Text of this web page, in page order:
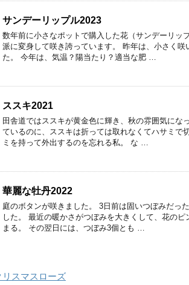
サンデーリップル2023
数年前に小さなポットで購入した花（サンデーリッ
派に変身して咲き誇っています。 昨年は、小さく
た。 今年は、気温？陽当たり？適当な肥 …
ススキ2021
田舎道ではススキが黄金色に輝き、秋の雰囲気にな
ているのに、ススキは折っては取れなくてハサミで
ミを持って外出するのを忘れる私。 な …
華麗な牡丹2022
庭のボタンが咲きました。 3日前は固いつぼみだっ
した。 最近の暖かさがつぼみを大きくして、花の
まる。 その翌日には、つぼみ3個とも …
リスマスローズ